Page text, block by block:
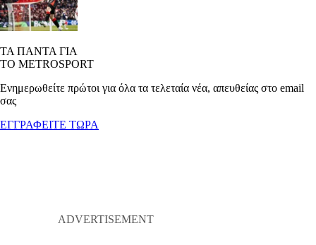
ΤΑ ΠΑΝΤΑ ΓΙΑ
ΤΟ METROSPORT
Ενημερωθείτε πρώτοι για όλα τα τελεταία νέα, απευθείας στο email
σας
ΕΓΓΡΑΦΕΙΤΕ ΤΩΡΑ